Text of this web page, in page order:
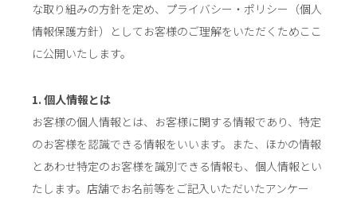
な取り組みの方針を定め、プライバシー・ポリシー（個人
情報保護方針）としてお客様のご理解をいただくためここ
に公開いたします。
1. 個人情報とは
お客様の個人情報とは、お客様に関する情報であり、特定
のお客様を認識できる情報をいいます。また、ほかの情報
とあわせ特定のお客様を識別できる情報も、個人情報とい
たします。店舗でお名前等をご記入いただいたアンケー